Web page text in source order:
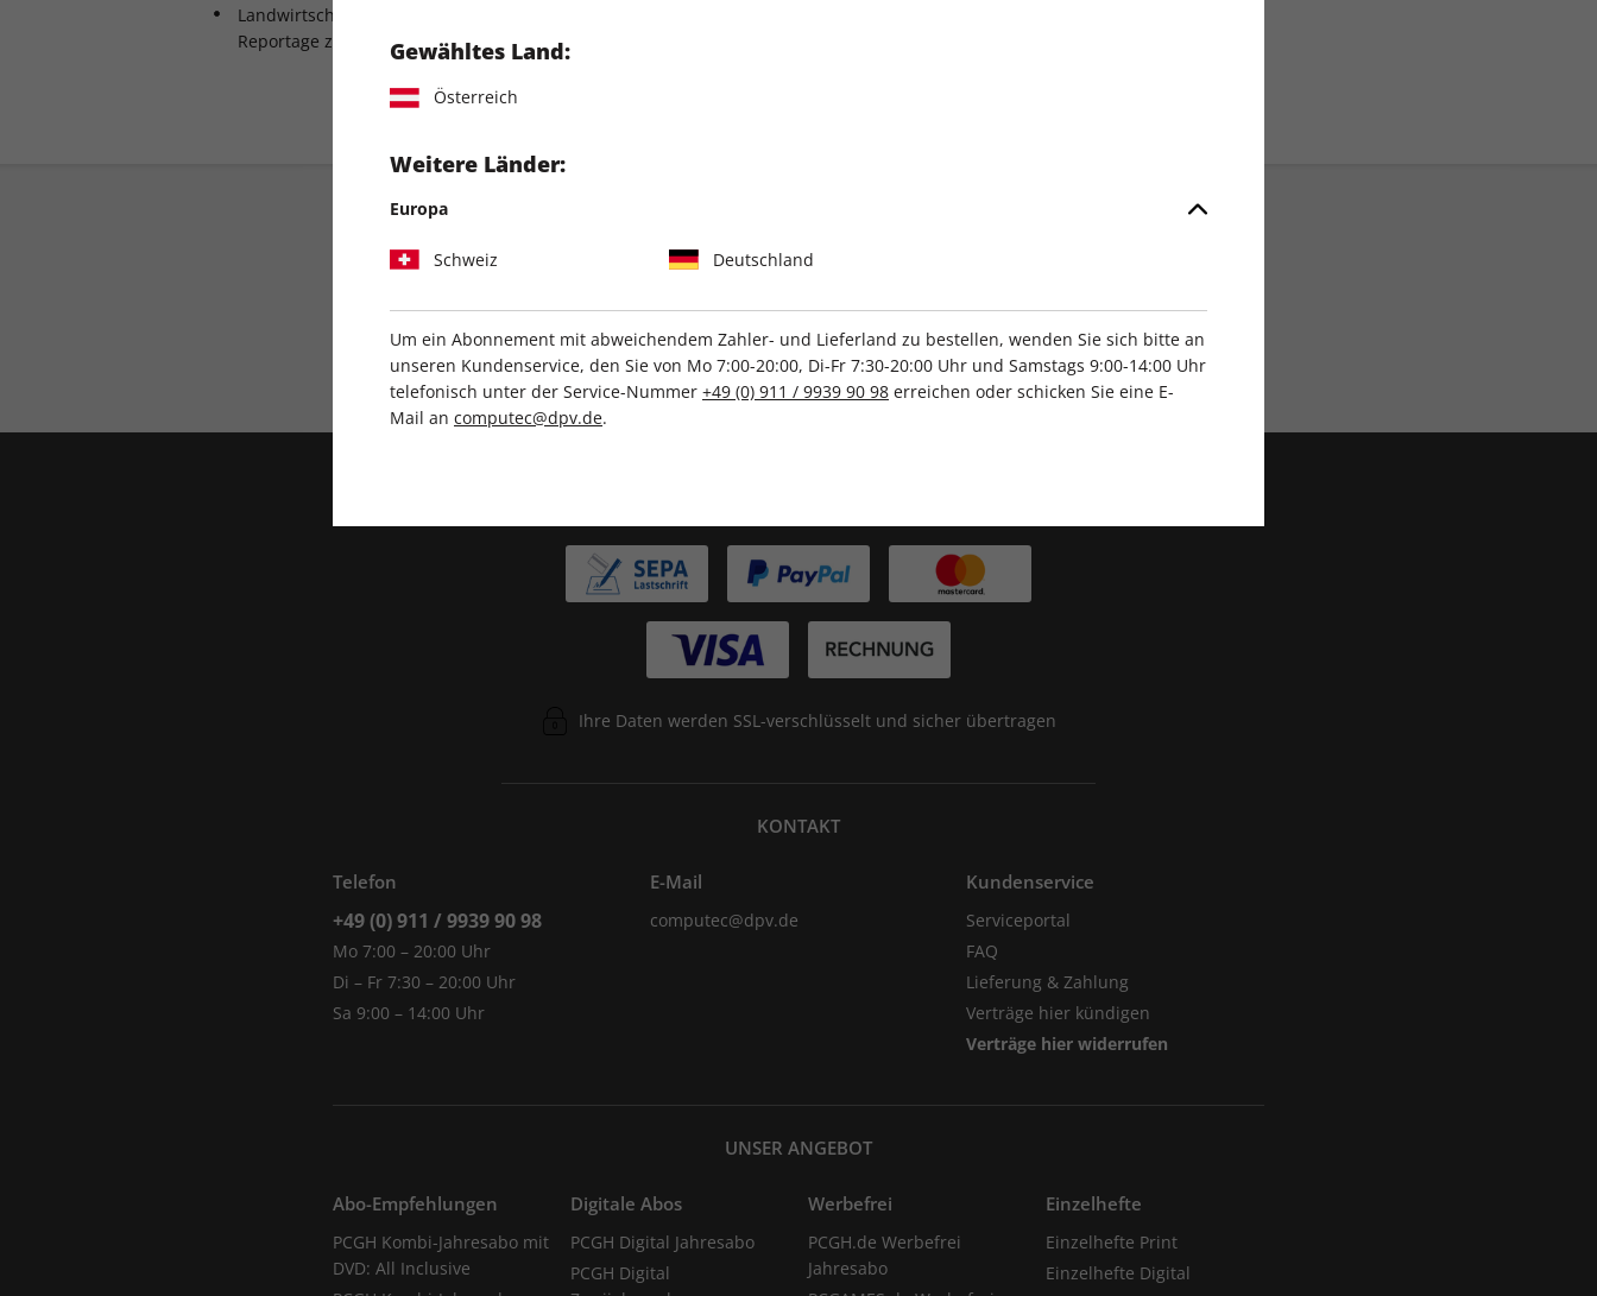
Landwirtschafts-Simulator: Großer Test zur 22er-Ausgabe +
Reportage zur Faszination der Serie
Direkt vom Verlag Tolle Prämien Gratis Versand Exklusive Rabatte
Ihre Daten werden SSL-verschlüsselt und sicher übertragen
KONTAKT
Telefon
+49 (0) 911 / 9939 90 98
Mo 7:00 – 20:00 Uhr
Di – Fr 7:30 – 20:00 Uhr
Sa 9:00 – 14:00 Uhr
E-Mail
computec@dpv.de
Kundenservice
Serviceportal
FAQ
Lieferung & Zahlung
Verträge hier kündigen
Verträge hier widerrufen
UNSER ANGEBOT
Abo-Empfehlungen
PCGH Kombi-Jahresabo mit
DVD: All Inclusive
Digitale Abos
PCGH Digital Jahresabo
PCGH Digital
Werbefrei
PCGH.de Werbefrei
Jahresabo
Einzelhefte
Einzelhefte Print
Einzelhefte Digital
Gewähltes Land:
Österreich
Weitere Länder:
Europa
Schweiz Deutschland
Um ein Abonnement mit abweichendem Zahler- und Lieferland zu bestellen, wenden Sie sich bitte an
unseren Kundenservice, den Sie von Mo 7:00-20:00, Di-Fr 7:30-20:00 Uhr und Samstags 9:00-14:00 Uhr
telefonisch unter der Service-Nummer +49 (0) 911 / 9939 90 98 erreichen oder schicken Sie eine E-
Mail an computec@dpv.de.